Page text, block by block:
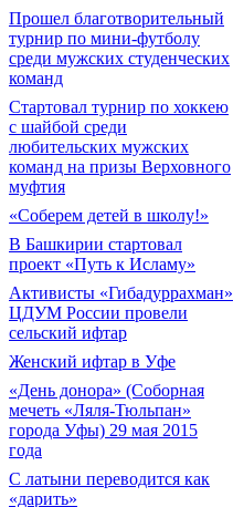
Прошел благотворительный
турнир по мини-футболу
среди мужских студенческих
команд
Cтартовал турнир по хоккею
с шайбой среди
любительских мужских
команд на призы Верховного
муфтия
«Соберем детей в школу!»
В Башкирии стартовал
проект «Путь к Исламу»
Активисты «Гибадуррахман»
ЦДУМ России провели
сельский ифтар
Женский ифтар в Уфе
«День донора» (Соборная
мечеть «Ляля-Тюльпан»
города Уфы) 29 мая 2015
года
С латыни переводится как
«дарить»